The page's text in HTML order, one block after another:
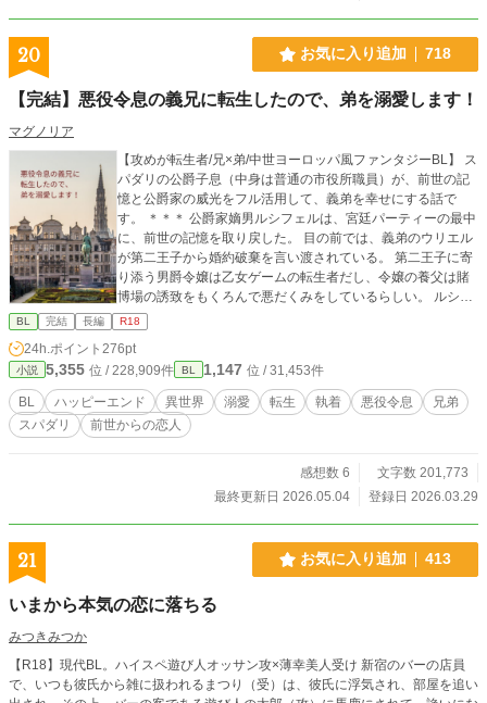
20 お気に入り追加 718
【完結】悪役令息の義兄に転生したので、弟を溺愛します！
マグノリア
【攻めが転生者/兄×弟/中世ヨーロッパ風ファンタジーBL】 ス
パダリの公爵子息（中身は普通の市役所職員）が、前世の記
憶と公爵家の威光をフル活用して、義弟を幸せにする話で
す。 ＊＊＊ 公爵家嫡男ルシフェルは、宮廷パーティーの最中
に、前世の記憶を取り戻した。 目の前では、義弟のウリエル
が第二王子から婚約破棄を言い渡されている。 第二王子に寄
り添う男爵令嬢は乙女ゲームの転生者だし、令嬢の養父は賭
博場の誘致をもくろんで悪だくみをしているらしい。 ルシフ
ェルは義弟の名誉回復のため奮起するが、同じ頃、国を揺る
がす大事件が勃発。 王太子と共に事件解決に乗り出したルシ
フェルのもとへ、ウリエルと第二王子が失踪したとの一報が
飛び込んできて――！ 民を守るため、やるときはやる王太
子。 ルシフェルへの忠誠心をこじらせて萌えている側近レガ
ルト。 どうやら自分自身も乙女ゲームの攻略対象者であるら
しいルシフェル。 気づけば攻略対象者の半数を自分が攻略し
「……ウリエル、この世界には、知らない方がいいこともあ
皆様に楽しんでいただけますように。 どうぞよろしくお願い
BL 完結 長編 R18
24h.ポイント 276pt
小説 5,355 位 / 228,909件 BL 1,147 位 / 31,453件
BL ハッピーエンド 異世界 溺愛 転生 執着 悪役令息
兄弟
スパダリ
前世からの恋人
感想数 6
文字数 201,773
最終更新日 2026.05.04
登録日 2026.03.29
21 お気に入り追加 413
いまから本気の恋に落ちる
みつきみつか
【R18】現代BL。ハイスペ遊び人オッサン攻×薄幸美人受け 新宿のバーの店員
で、いつも彼氏から雑に扱われるまつり（受）は、彼氏に浮気され、部屋を追い